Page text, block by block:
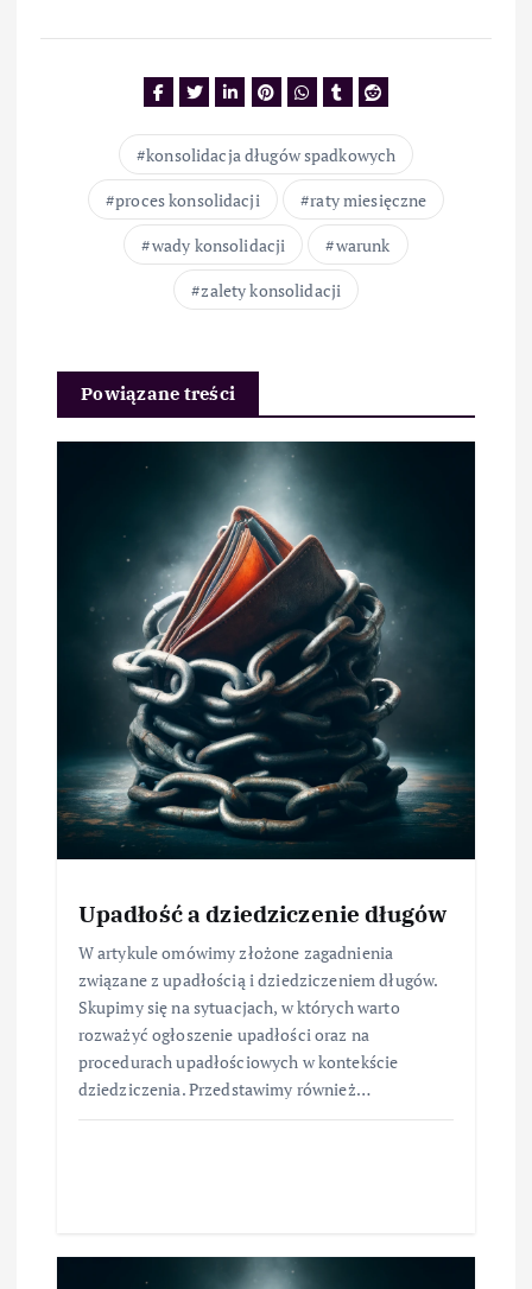
konsolidacja długów spadkowych
proces konsolidacji
raty miesięczne
wady konsolidacji
warunk
zalety konsolidacji
Powiązane treści
Upadłość a dziedziczenie długów
W artykule omówimy złożone zagadnienia
związane z upadłością i dziedziczeniem długów.
Skupimy się na sytuacjach, w których warto
rozważyć ogłoszenie upadłości oraz na
procedurach upadłościowych w kontekście
dziedziczenia. Przedstawimy również…